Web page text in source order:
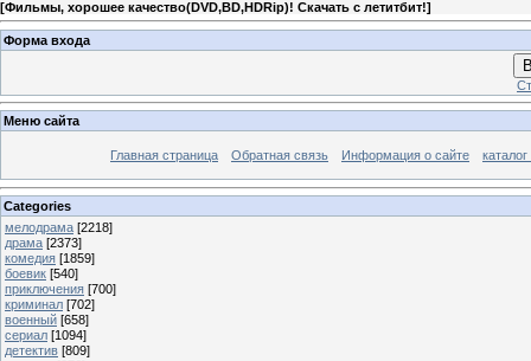
[Фильмы, хорошее качество(DVD,BD,HDRip)! Скачать с летитбит!]
Форма входа
Меню сайта
Главная страница Обратная связь Информация о сайте
Categories
мелодрама [2218]
драма [2373]
комедия [1859]
боевик [540]
приключения [700]
криминал [702]
военный [658]
сериал [1094]
детектив [809]